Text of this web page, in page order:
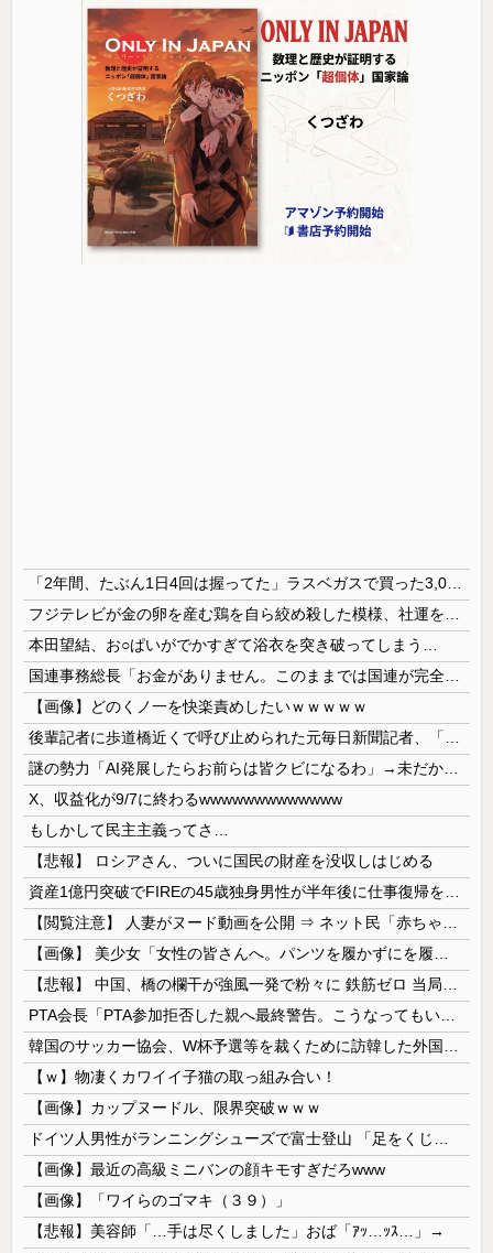
本田望結、お○ぱいがでかすぎて浴衣を突き破ってしまう…
【画像】どのくノ一を快楽責めしたいｗｗｗｗｗ
X、収益化が9/7に終わるwwwwwwwwwwwww
もしかして民主主義ってさ…
【悲報】 ロシアさん、ついに国民の財産を没収しはじめる
【ｗ】物凄くカワイイ子猫の取っ組み合い！
【画像】カップヌードル、限界突破ｗｗｗ
【画像】最近の高級ミニバンの顔キモすぎだろwww
【画像】「ワイらのゴマキ（３９）」
【悲報】美容師「…手は尽くしました」おば「ｱｯ…ｯｽ…」→